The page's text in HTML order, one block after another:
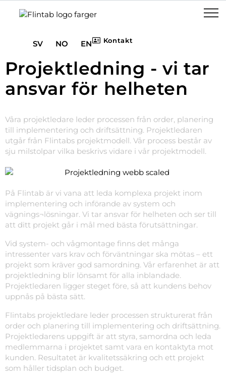
SV NO EN Kontakt
Projektledning - vi tar
ansvar för helheten
Våra projektledare leder processen från order, planering
till implementering och driftsättning. Projektledaren
utgår från Flintabs projektmodell. Vår process består av
sju milstolpar vilka beskrivs vidare i vår projektmodell.
På Flintab är vi vana att leda komplexa projekt inom
implementering och införande av system och
vägnings¬lösningar. Vi tar ansvar för helheten och ser till
att ditt projekt går i mål med bästa förutsättningar.
Vid system- och vågmontage finns det många
intressenter vars krav och förväntningar ska mötas – ett
projekt som kräver god samordning. Vår erfarenhet är att
projektledning blir lönsamt för alla inblandade.
Projektledaren ligger steget före, så att kundens behov
uppnås på bästa sätt.
Flintabs projektledare leder processen strukturerat från
order och planering till implementering och driftsättning.
Projektledarens uppgift är att styra, samordna och leda
medlemmarna i projektet samt vara en kontaktyta mot
kunden. Resultatet är kvalitetssäkring och ett projekt
som håller tidsplan och budget.